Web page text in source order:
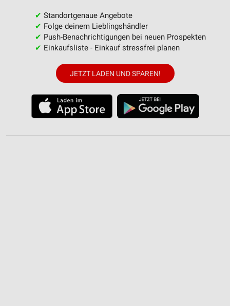
✔ Standortgenaue Angebote
✔ Folge deinem Lieblingshändler
✔ Push-Benachrichtigungen bei neuen Prospekten
✔ Einkaufsliste - Einkauf stressfrei planen
JETZT LADEN UND SPAREN!